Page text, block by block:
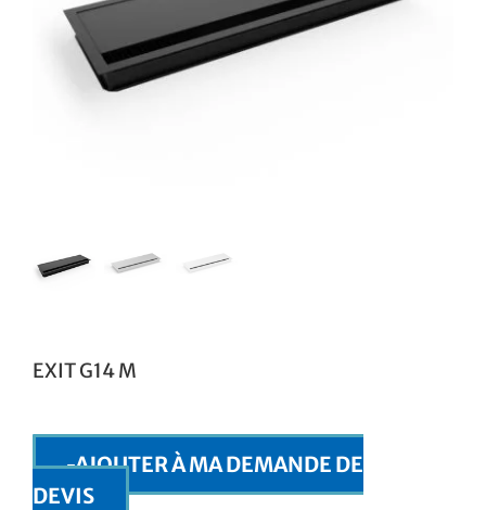
EXIT G14 M
AJOUTER À MA DEMANDE DE
DEVIS